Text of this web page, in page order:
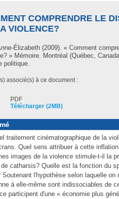
COMPRENDRE LE
VIOLENCE?
Élizabeth (2009). « Comment
» Mémoire. Montréal (Québec,
politique.
associé(s) à ce document :
PDF
Télécharger (2MB)
traitement cinématographique de la
Quel sens attribuer à cette
images de la violence stimule-t-il la
catharsis? Quelle est la fonction du
Soutenant l'hypothèse selon laquelle
à elle-même sont indissociables de
participent d'une « économie plus